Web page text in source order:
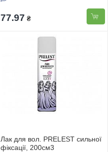
77.97 ₴
Лак для вол. PRELEST сильної
фіксації, 200см3